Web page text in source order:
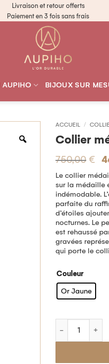
Livraison et retour offerts
Paiement en 3 fois sans frais
AUPIHO BIJOUX SUR
ACCUEIL /
Collier
750,00 €
Le collier
sur la médaille
indémodable.
parfaite du
d’étoiles
nocturnes. Le
est rehaussé
gravées
qui porte le
Couleur
Or Jaune